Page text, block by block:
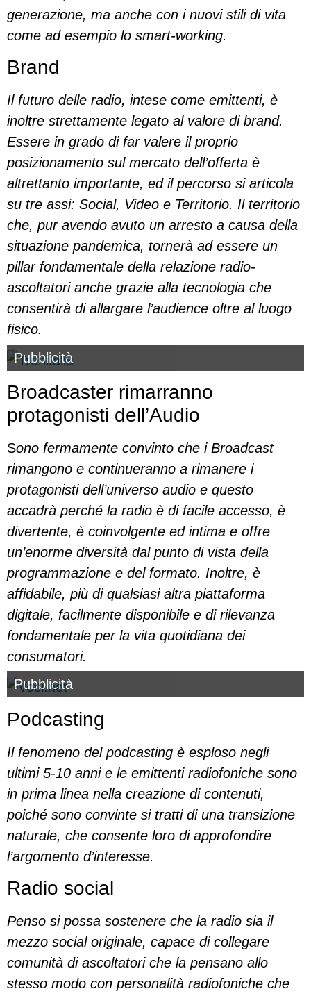
generazione, ma anche con i nuovi stili di vita
come ad esempio lo smart-working.
Brand
Il futuro delle radio, intese come emittenti, è
inoltre strettamente legato al valore di brand.
Essere in grado di far valere il proprio
posizionamento sul mercato dell’offerta è
altrettanto importante, ed il percorso si articola
su tre assi: Social, Video e Territorio. Il territorio
che, pur avendo avuto un arresto a causa della
situazione pandemica, tornerà ad essere un
pillar fondamentale della relazione radio-
ascoltatori anche grazie alla tecnologia che
consentirà di allargare l’audience oltre al luogo
fisico.
Pubblicità
Broadcaster rimarranno
protagonisti dell’Audio
Sono fermamente convinto che i Broadcast
rimangono e continueranno a rimanere i
protagonisti dell’universo audio e questo
accadrà perché la radio è di facile accesso, è
divertente, è coinvolgente ed intima e offre
un’enorme diversità dal punto di vista della
programmazione e del formato. Inoltre, è
affidabile, più di qualsiasi altra piattaforma
digitale, facilmente disponibile e di rilevanza
fondamentale per la vita quotidiana dei
consumatori.
Pubblicità
Podcasting
Il fenomeno del podcasting è esploso negli
ultimi 5-10 anni e le emittenti radiofoniche sono
in prima linea nella creazione di contenuti,
poiché sono convinte si tratti di una transizione
naturale, che consente loro di approfondire
l’argomento d’interesse.
Radio social
Penso si possa sostenere che la radio sia il
mezzo social originale, capace di collegare
comunità di ascoltatori che la pensano allo
stesso modo con personalità radiofoniche che